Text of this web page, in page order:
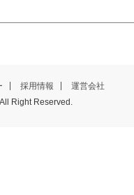
採用情報 運営会社
Right Reserved.